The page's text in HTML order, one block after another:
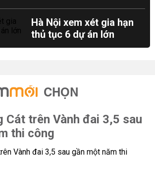
Hà Nội xem xét gia hạn
thủ tục 6 dự án lớn
CHỌN
Cát trên Vành đai 3,5 sau
thi công